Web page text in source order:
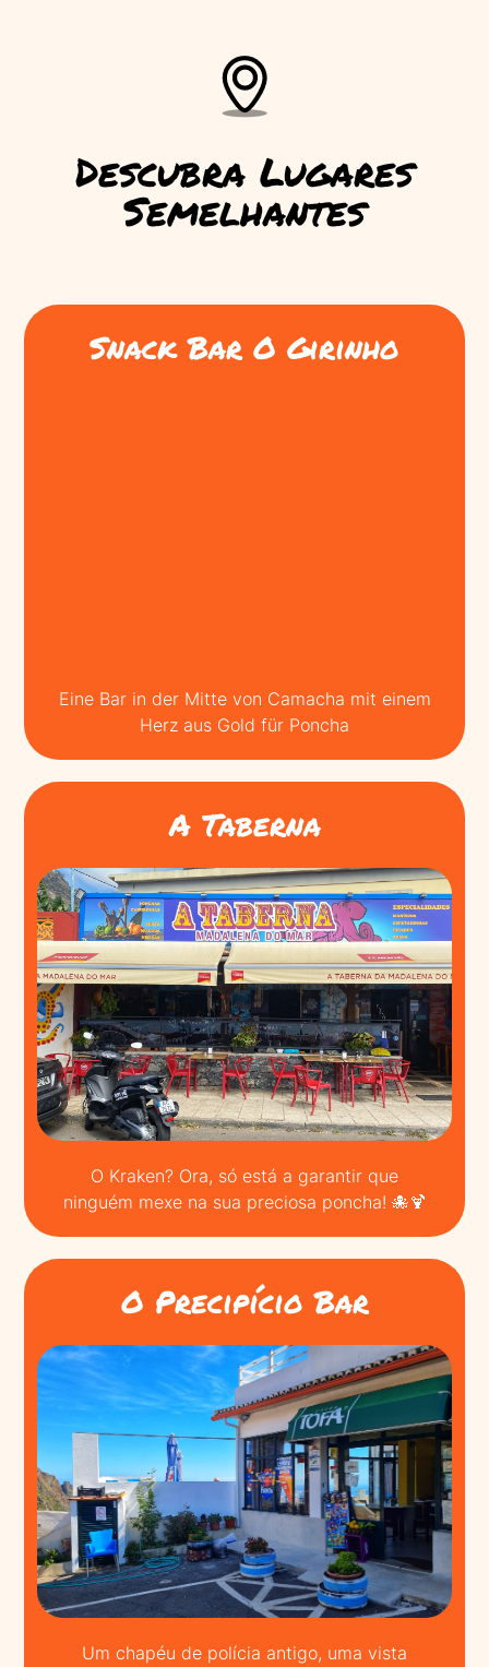
Descubra Lugares
Semelhantes
Snack Bar O Girinho
Eine Bar in der Mitte von Camacha mit einem
Herz aus Gold für Poncha
A Taberna
O Kraken? Ora, só está a garantir que
ninguém mexe na sua preciosa poncha! 🐙🍹
O Precipício Bar
Um chapéu de polícia antigo, uma vista